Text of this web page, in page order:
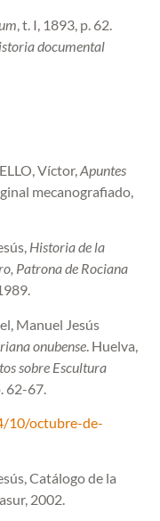
, t. I, 1893, p. 62.
documental
Víctor, Apuntes
mecanografiado,
Historia de la
Patrona de Rociana
Manuel Jesús
onubense . Huelva,
sobre Escultura
62-67.
10/octubre-de-
Catálogo de la
2002.